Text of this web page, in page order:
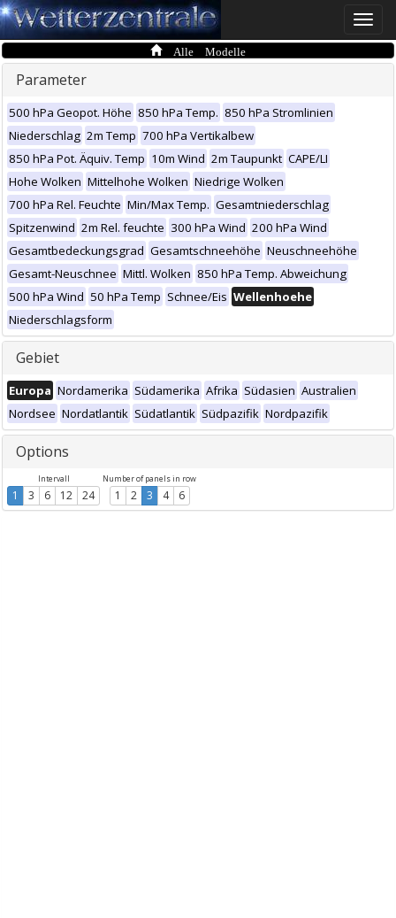
Toggle
Alle Modelle
Parameter
500 hPa Geopot. Höhe 850 hPa Temp. 850 hPa Stromlinien
Niederschlag 2m Temp 700 hPa Vertikalbew
850 hPa Pot. Äquiv. Temp 10m Wind 2m Taupunkt CAPE/LI
Hohe Wolken Mittelhohe Wolken Niedrige Wolken
700 hPa Rel. Feuchte Min/Max Temp. Gesamtniederschlag
Spitzenwind 2m Rel. feuchte 300 hPa Wind 200 hPa Wind
Gesamtbedeckungsgrad Gesamtschneehöhe Neuschneehöhe
Gesamt-Neuschnee Mittl. Wolken 850 hPa Temp. Abweichung
500 hPa Wind 50 hPa Temp Schnee/Eis Wellenhoehe
Niederschlagsform
Gebiet
Europa Nordamerika Südamerika Afrika Südasien Australien
Nordsee Nordatlantik Südatlantik Südpazifik Nordpazifik
Options
Intervall
1 3 6 12 24
Number of panels in row
1 2 3 4 6